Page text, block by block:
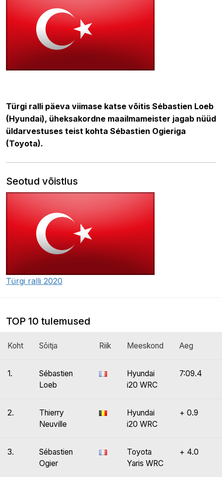
Türgi ralli päeva viimase katse võitis Sébastien Loeb
(Hyundai), üheksakordne maailmameister jagab nüüd
üldarvestuses teist kohta Sébastien Ogieriga
(Toyota).
Seotud võistlus
Türgi ralli 2020
TOP 10 tulemused
Koht Sõitja Riik Meeskond Aeg
1.
Sébastien
Loeb
Hyundai
i20 WRC
7:09.4
2.
Thierry
Neuville
Hyundai
i20 WRC
+ 0.9
3.
Sébastien
Ogier
Toyota
Yaris WRC
+ 4.0